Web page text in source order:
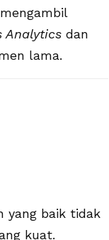
Analytics dan
lama.
yang baik tidak
kuat.